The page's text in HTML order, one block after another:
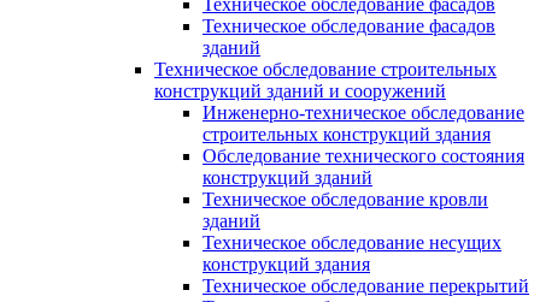
Техническое обследование фасадов
Техническое обследование фасадов
зданий
Техническое обследование строительных
конструкций зданий и сооружений
Инженерно-техническое обследование
строительных конструкций здания
Обследование технического состояния
конструкций зданий
Техническое обследование кровли
зданий
Техническое обследование несущих
конструкций здания
Техническое обследование перекрытий